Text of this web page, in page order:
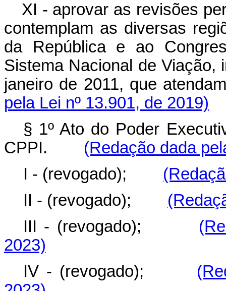
XI - aprovar as revisões
contemplam as diversas
da República e ao
Sistema Nacional de Viação,
janeiro de 2011, que
pela Lei nº 13.901, de 2019)
§ 1º Ato do Poder
CPPI. (Redação dada
I - (revogado);
II - (revogado);
III - (revogado);
2023)
IV - (revogado);